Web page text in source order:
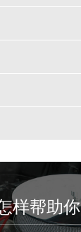
样帮助你